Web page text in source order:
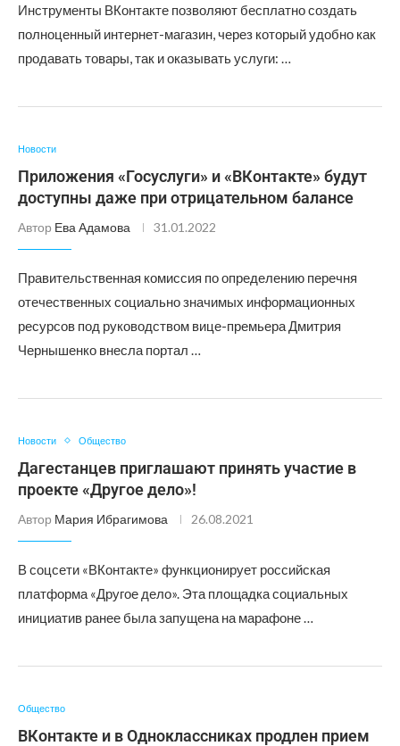
Инструменты ВКонтакте позволяют бесплатно создать
полноценный интернет-магазин, через который удобно как
продавать товары, так и оказывать услуги: …
Новости
Приложения «Госуслуги» и «ВКонтакте» будут
доступны даже при отрицательном балансе
Автор Ева Адамова 31.01.2022
Правительственная комиссия по определению перечня
отечественных социально значимых информационных
ресурсов под руководством вице-премьера Дмитрия
Чернышенко внесла портал …
Новости Общество
Дагестанцев приглашают принять участие в
проекте «Другое дело»!
Автор Мария Ибрагимова 26.08.2021
В соцсети «ВКонтакте» функционирует российская
платформа «Другое дело». Эта площадка социальных
инициатив ранее была запущена на марафоне …
Общество
ВКонтакте и в Одноклассниках продлен прием